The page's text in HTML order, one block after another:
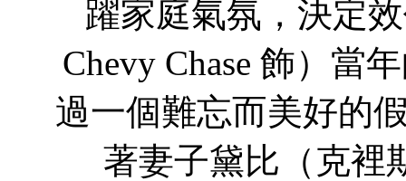
躍家庭氣氛，決定
Chevy Chase 飾）當
過一個難忘而美好的
著妻子黛比（克裡